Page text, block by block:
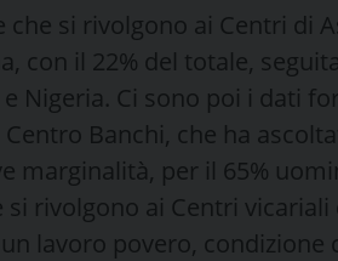
che si rivolgono ai Centri di
con il 22% del totale,
Nigeria. Ci sono poi i dati
Banchi, che ha
marginalità, per il 65%
si rivolgono ai Centri
lavoro povero,